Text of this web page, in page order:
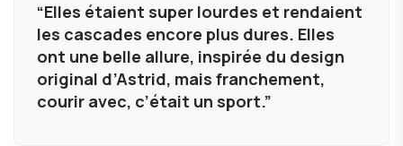
“Elles étaient super lourdes et rendaient
les cascades encore plus dures. Elles
ont une belle allure, inspirée du design
original d’Astrid, mais franchement,
courir avec, c’était un sport.”